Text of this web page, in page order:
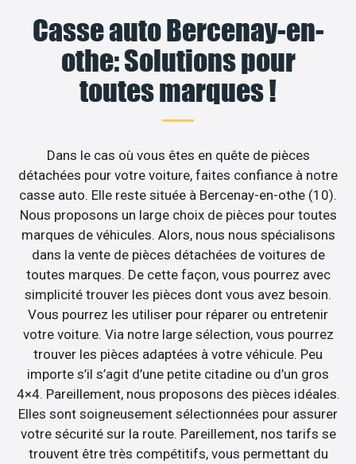
Casse auto Bercenay-en-
othe: Solutions pour
toutes marques !
Dans le cas où vous êtes en quête de pièces
détachées pour votre voiture, faites confiance à notre
casse auto. Elle reste située à Bercenay-en-othe (10).
Nous proposons un large choix de pièces pour toutes
marques de véhicules. Alors, nous nous spécialisons
dans la vente de pièces détachées de voitures de
toutes marques. De cette façon, vous pourrez avec
simplicité trouver les pièces dont vous avez besoin.
Vous pourrez les utiliser pour réparer ou entretenir
votre voiture. Via notre large sélection, vous pourrez
trouver les pièces adaptées à votre véhicule. Peu
importe s’il s’agit d’une petite citadine ou d’un gros
4×4. Pareillement, nous proposons des pièces idéales.
Elles sont soigneusement sélectionnées pour assurer
votre sécurité sur la route. Pareillement, nos tarifs se
trouvent être très compétitifs, vous permettant du